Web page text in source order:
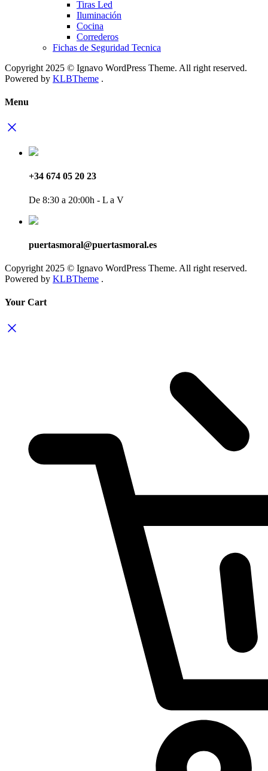
Tiras Led
Iluminación
Cocina
Correderos
Fichas de Seguridad Tecnica
Copyright 2025 © Ignavo WordPress Theme. All right reserved.
Powered by KLBTheme .
Menu
+34 674 05 20 23
De 8:30 a 20:00h - L a V
puertasmoral@puertasmoral.es
Copyright 2025 © Ignavo WordPress Theme. All right reserved.
Powered by KLBTheme .
Your Cart